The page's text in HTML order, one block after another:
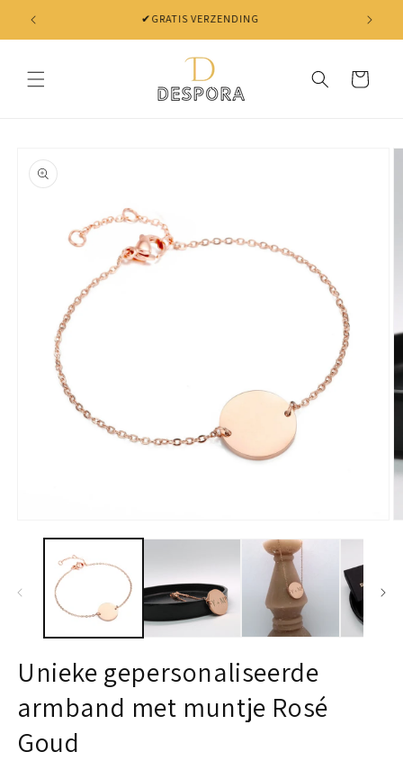
Skip to
content
✔ NIET TEVREDEN? BINNEN 30 DAGEN JE GELD TERUG
Cart
product
information
media
Unieke gepersonaliseerde
armband met muntje Rosé
Goud